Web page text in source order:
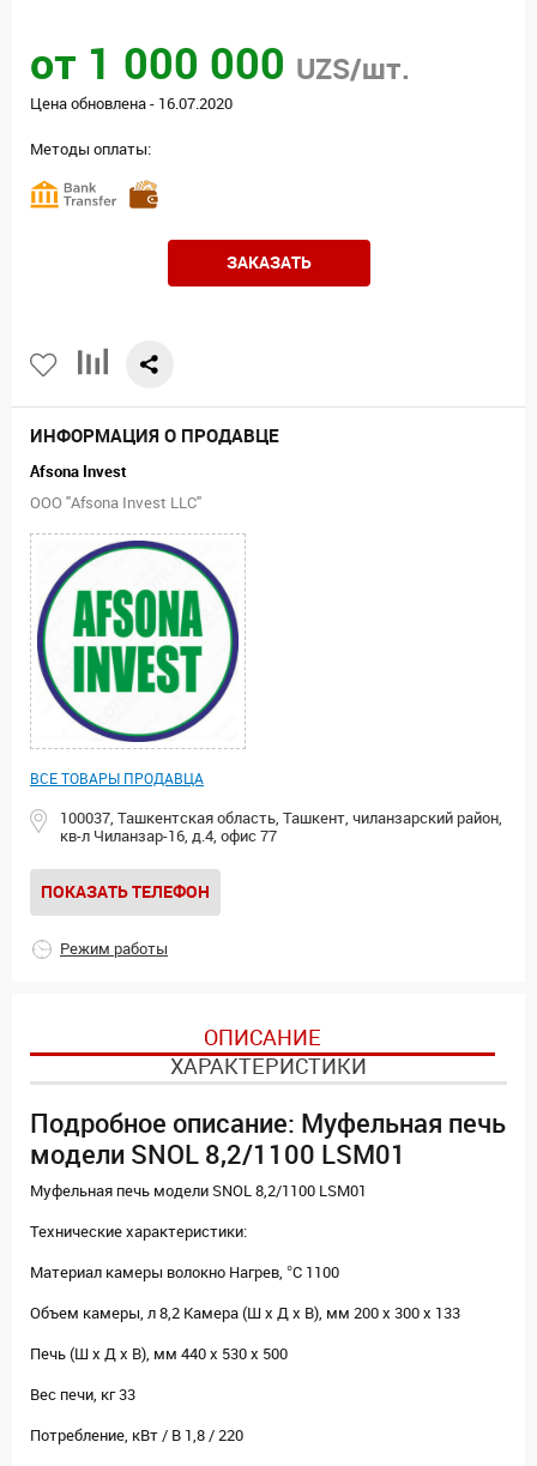
от 1 000 000 UZS/шт.
Цена обновлена - 16.07.2020
Методы оплаты:
ЗАКАЗАТЬ
ИНФОРМАЦИЯ О ПРОДАВЦЕ
Afsona Invest
ООО "Afsona Invest LLC"
ВСЕ ТОВАРЫ ПРОДАВЦА
100037, Ташкентская область, Ташкент, чиланзарский район,
кв-л Чиланзар-16, д.4, офис 77
ПОКАЗАТЬ ТЕЛЕФОН
Режим работы
ОПИСАНИЕ
ХАРАКТЕРИСТИКИ
Подробное описание: Муфельная печь
модели SNOL 8,2/1100 LSM01
Муфельная печь модели SNOL 8,2/1100 LSM01
Технические характеристики:
Материал камеры волокно Нагрев, °C 1100
Объем камеры, л 8,2 Камера (Ш х Д х В), мм 200 x 300 x 133
Печь (Ш х Д х В), мм 440 x 530 x 500
Вес печи, кг 33
Потребление, кВт / В 1,8 / 220